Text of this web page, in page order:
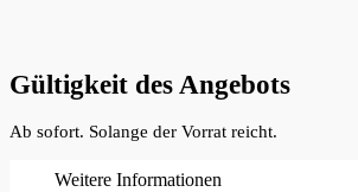
Gültigkeit des Angebots
Ab sofort. Solange der Vorrat reicht.
Weitere Informationen